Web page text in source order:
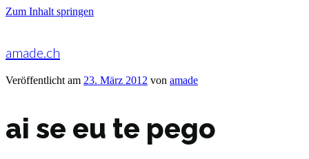
Zum Inhalt springen
amade.ch
Veröffentlicht am 23. März 2012 von amade
ai se eu te pego